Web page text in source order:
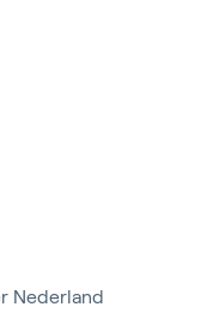
Nederland